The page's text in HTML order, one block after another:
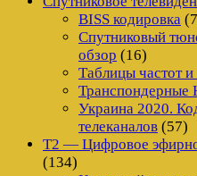
BISS кодировка
Спутниковый
обзор (16)
Таблицы частот
Транспондерные
Украина 2020.
телеканалов (57)
Т2 — Цифровое
(134)